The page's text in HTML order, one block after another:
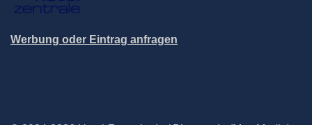
Werbung oder Eintrag anfragen